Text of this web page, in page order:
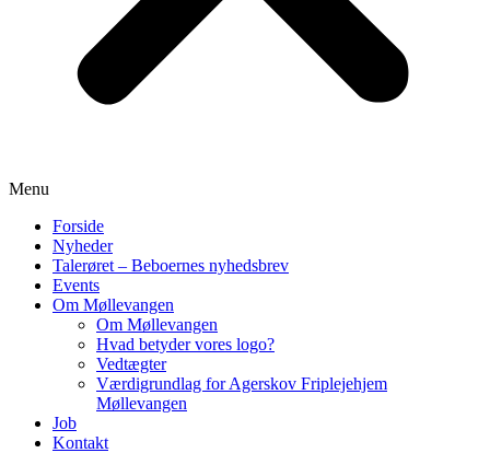
Menu
Forside
Nyheder
Talerøret – Beboernes nyhedsbrev
Events
Om Møllevangen
Om Møllevangen
Hvad betyder vores logo?
Vedtægter
Værdigrundlag for Agerskov Friplejehjem
Møllevangen
Job
Kontakt